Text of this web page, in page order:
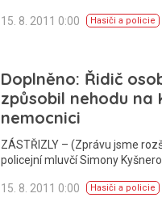
15. 8. 2011 0:00 Hasiči a policie
Doplněno: Řidič
způsobil nehodu na
nemocnici
ZÁSTŘIZLY – (Zprávu jsme
policejní mluvčí Simony
15. 8. 2011 0:00 Hasiči a policie